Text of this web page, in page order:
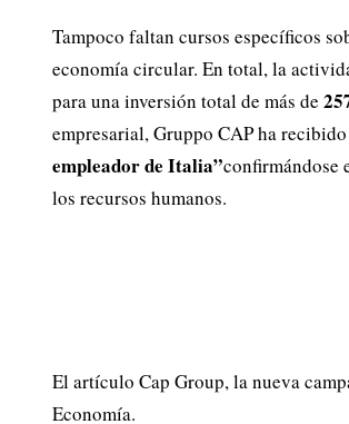
Tampoco faltan cursos específicos
economía circular. En total, la
para una inversión total de más de
empresarial, Gruppo CAP ha
empleador de Italia”confirmándose
los recursos humanos.
El artículo Cap Group, la nueva
Economía.